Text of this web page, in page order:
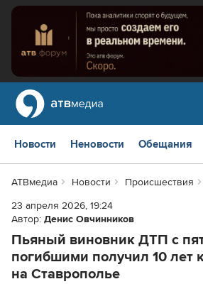
Новости Неновости Обещания
АТВмедиа Новости
Происшествия
23 апреля 2026, 19:24
Автор: Денис Овчинников
Пьяный виновник ДТП с
погибшими получил 10 лет
на Ставрополье